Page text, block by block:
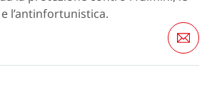
l’antinfortunistica.